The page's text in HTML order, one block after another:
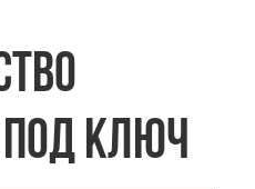
под ключ